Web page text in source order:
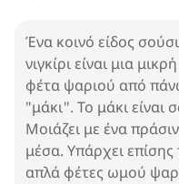
20.spicy[adj]/ ˈspaɪsi/
πικάντικος
21.protein[ ˈpɹoʊˌtin
πρωτεΐνη
22.vitamin[n]/ˈvaɪtəmən/
βιταμίνη
Ένα κοινό είδος
νιγκίρι είναι μια
φέτα ψαριού από
"μάκι". Το μάκι είναι
Μοιάζει με ένα
μέσα. Υπάρχει επίσης
απλά φέτες ωμού